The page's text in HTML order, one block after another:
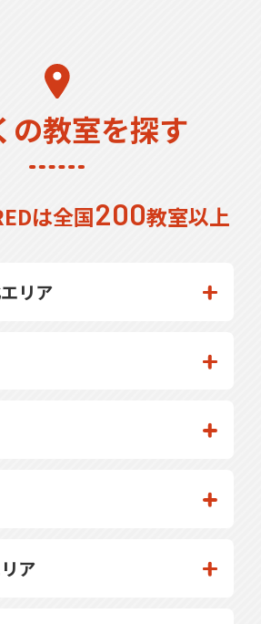
の教室を探す
は全国200教室以上
リア
ア